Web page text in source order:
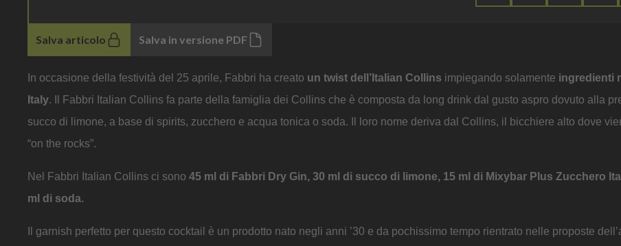
Salva articolo Salva in versione PDF
In occasione della festività del 25 aprile, Fabbri ha creato un twist dell’Italian Collins impiegando solamente ingredienti
Italy. Il Fabbri Italian Collins fa parte della famiglia dei Collins che è composta da long drink dal gusto aspro dovuto alla
succo di limone, a base di spirits, zucchero e acqua tonica o soda. Il loro nome deriva dal Collins, il bicchiere alto dove
“on the rocks”.
Nel Fabbri Italian Collins ci sono 45 ml di Fabbri Dry Gin, 30 ml di succo di limone, 15 ml di Mixybar Plus Zucchero
ml di soda.
Il garnish perfetto per questo cocktail è un prodotto nato negli anni ’30 e da pochissimo tempo rientrato nelle proposte